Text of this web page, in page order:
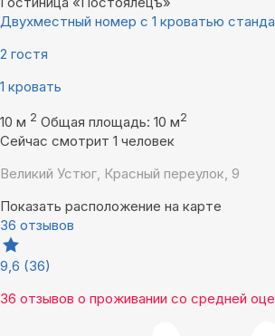
Двухместный номер с 1 кроватью
2 гостя
1 кровать
10 м 2 Общая площадь: 10 м2
Сейчас смотрит 1 человек
Великий Устюг, Красный переулок, 9
Показать расположение на карте
36 отзывов
9,6 (36)
36 отзывов о проживании со средней